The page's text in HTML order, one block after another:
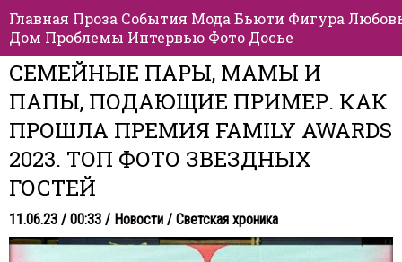
Главная Проза События Мода Бьюти Фигура
Дом Проблемы Интервью Фото Досье
СЕМЕЙНЫЕ ПАРЫ, МАМЫ И
ПАПЫ, ПОДАЮЩИЕ ПРИМЕР. КАК
ПРОШЛА ПРЕМИЯ FAMILY AWARDS
2023. ТОП ФОТО ЗВЕЗДНЫХ
ГОСТЕЙ
11.06.23 / 00:33 / Новости / Светская хроника